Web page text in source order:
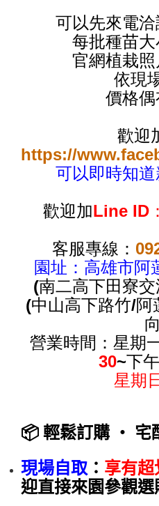
可以先來電
每批種苗
官網植栽
依現
價格
歡迎
https://
可以即時知
歡迎加Line ID：
客服專線：
園址：高雄市阿
(南二高下田寮
(中山高下路竹/阿
營業時間：星期
30~下午
星期
📦 輕鬆訂購 ‧ 宅
現場自取 ： 享有超
迎直接來園參觀選